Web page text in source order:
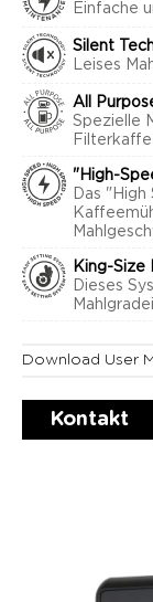
Einfache
Silent
Leises
All
Spezielle
"High-
Das
King-Size
Dieses
Download User
Kontakt